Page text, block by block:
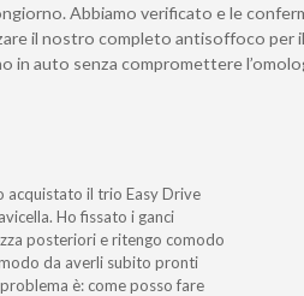
Abbiamo verificato e le
il nostro completo antisoffoco per il
in auto senza compromettere
acquistato il trio Easy Drive
Ho fissato i ganci
posteriori e ritengo comodo
da averli subito pronti
è: come posso fare